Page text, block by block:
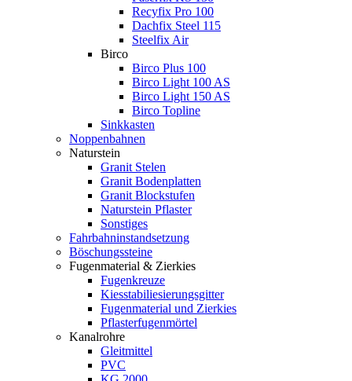
Recyfix Pro 100
Dachfix Steel 115
Steelfix Air
Birco
Birco Plus 100
Birco Light 100 AS
Birco Light 150 AS
Birco Topline
Sinkkasten
Noppenbahnen
Naturstein
Granit Stelen
Granit Bodenplatten
Granit Blockstufen
Naturstein Pflaster
Sonstiges
Fahrbahninstandsetzung
Böschungssteine
Fugenmaterial & Zierkies
Fugenkreuze
Kiesstabiliesierungsgitter
Fugenmaterial und Zierkies
Pflasterfugenmörtel
Kanalrohre
Gleitmittel
PVC